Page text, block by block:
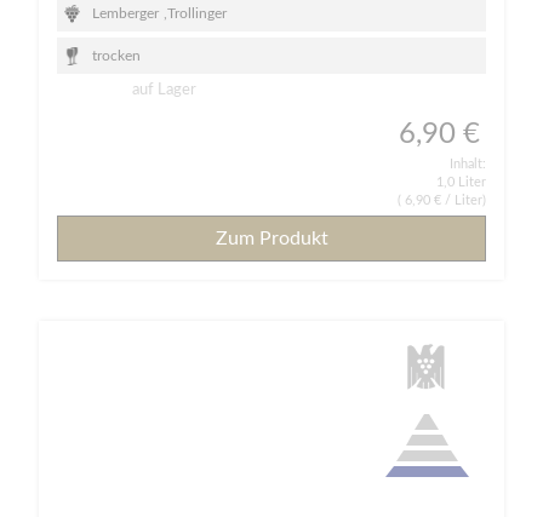
Lemberger Trollinger
trocken
auf Lager
6,90 €
Inhalt:
1,0 Liter
6,90 € / Liter)
Zum Produkt